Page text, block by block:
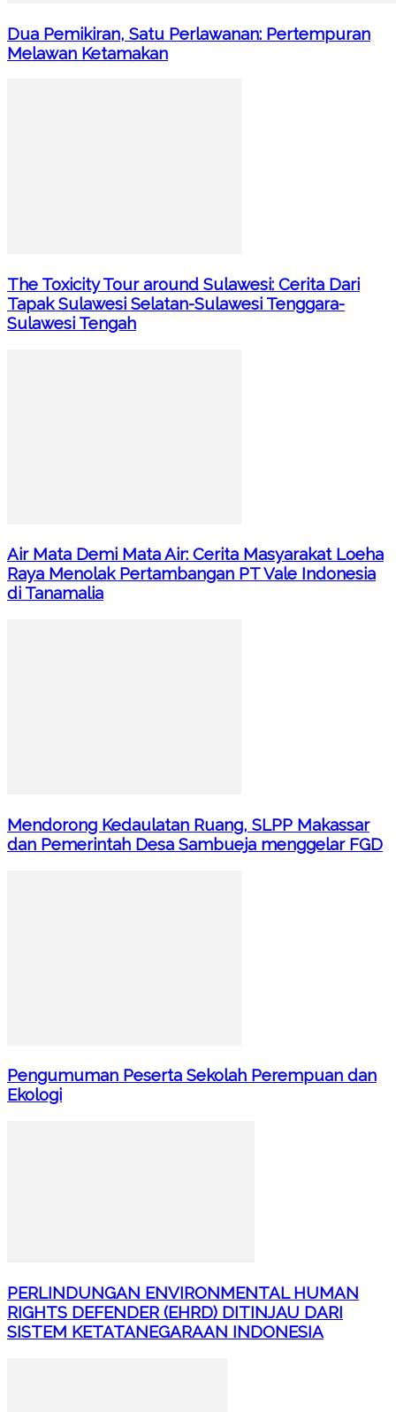
Dua Pemikiran, Satu Perlawanan: Pertempuran
Melawan Ketamakan
The Toxicity Tour around Sulawesi: Cerita Dari
Tapak Sulawesi Selatan-Sulawesi Tenggara-
Sulawesi Tengah
Air Mata Demi Mata Air: Cerita Masyarakat Loeha
Raya Menolak Pertambangan PT Vale Indonesia
di Tanamalia
Mendorong Kedaulatan Ruang, SLPP Makassar
dan Pemerintah Desa Sambueja menggelar FGD
Pengumuman Peserta Sekolah Perempuan dan
Ekologi
PERLINDUNGAN ENVIRONMENTAL HUMAN
RIGHTS DEFENDER (EHRD) DITINJAU DARI
SISTEM KETATANEGARAAN INDONESIA